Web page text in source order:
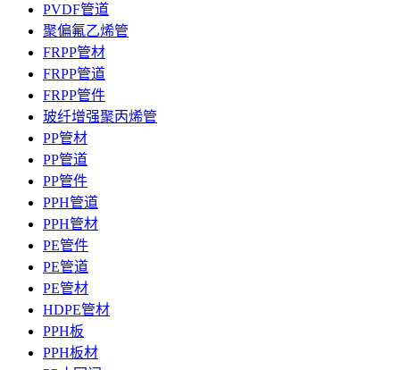
PVDF管道
聚偏氟乙烯管
FRPP管材
FRPP管道
FRPP管件
玻纤增强聚丙烯管
PP管材
PP管道
PP管件
PPH管道
PPH管材
PE管件
PE管道
PE管材
HDPE管材
PPH板
PPH板材